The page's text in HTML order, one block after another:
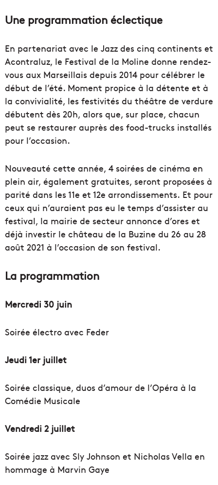
Une programmation éclectique
En partenariat avec le Jazz des cinq continents et
Acontraluz, le Festival de la Moline donne rendez-
vous aux Marseillais depuis 2014 pour célébrer le
début de l’été. Moment propice à la détente et à
la convivialité, les festivités du théâtre de verdure
débutent dès 20h, alors que, sur place, chacun
peut se restaurer auprès des food-trucks installés
pour l’occasion.
Nouveauté cette année, 4 soirées de cinéma en
plein air, également gratuites, seront proposées à
parité dans les 11e et 12e arrondissements. Et pour
ceux qui n’auraient pas eu le temps d’assister au
festival, la mairie de secteur annonce d’ores et
déjà investir le château de la Buzine du 26 au 28
août 2021 à l’occasion de son festival.
La programmation
Mercredi 30 juin
Soirée électro avec Feder
Jeudi 1er juillet
Soirée classique, duos d’amour de l’Opéra à la
Comédie Musicale
Vendredi 2 juillet
Soirée jazz avec Sly Johnson et Nicholas Vella en
hommage à Marvin Gaye